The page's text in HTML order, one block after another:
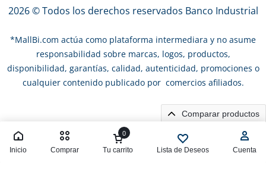
2026 © Todos los derechos reservados Banco Industrial
*MallBi.com actúa como plataforma intermediara y no asume
responsabilidad sobre marcas, logos, productos,
disponibilidad, garantías, calidad, autenticidad, promociones o
cualquier contenido publicado por comercios afiliados.
Inicio Comprar
0
Tu carrito Lista de Deseos Cuenta
Comparar productos